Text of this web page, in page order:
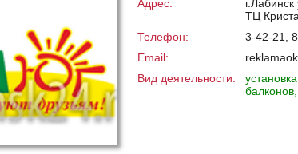
Адрес:
ТЦ
Телефон:
3-42-21,
Email:
Вид деятельности: